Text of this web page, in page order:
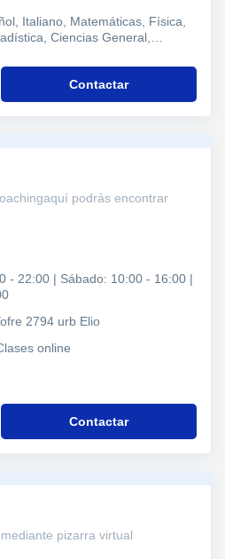
Italiano, Matemáticas, Física,
Ciencias General,
Anatomía, Ciencias
Castellana y Literatura,
Ofimática, Robótica, Piano,
de aprendizaje, TDAH
atención, Pedagogía, Economía,
Matemáticas y Dirección
Contactar
podrás encontrar
- 22:00 | Sábado: 10:00 - 16:00 |
2794 urb Elio
online
Contactar
pizarra virtual